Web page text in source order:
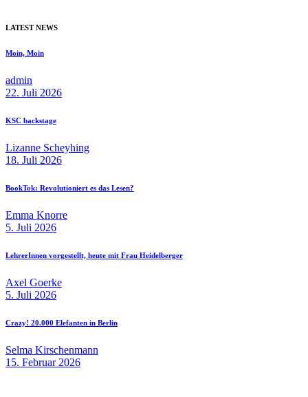
LATEST NEWS
Moin, Moin
admin
22. Juli 2026
KSC backstage
Lizanne Scheyhing
18. Juli 2026
BookTok: Revolutioniert es das Lesen?
Emma Knorre
5. Juli 2026
LehrerInnen vorgestellt, heute mit Frau Heidelberger
Axel Goerke
5. Juli 2026
Crazy! 20.000 Elefanten in Berlin
Selma Kirschenmann
15. Februar 2026